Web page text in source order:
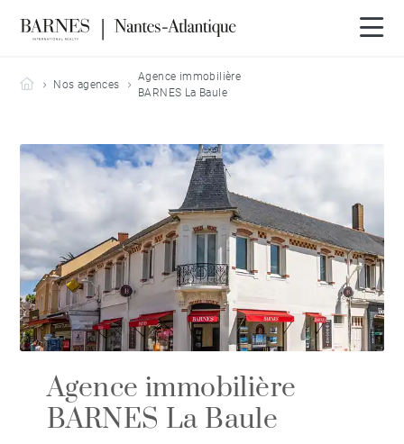
Barnes Nantes-Atlantique
Nos agences
Agence immobilière
BARNES La Baule
Agence immobilière
BARNES La Baule